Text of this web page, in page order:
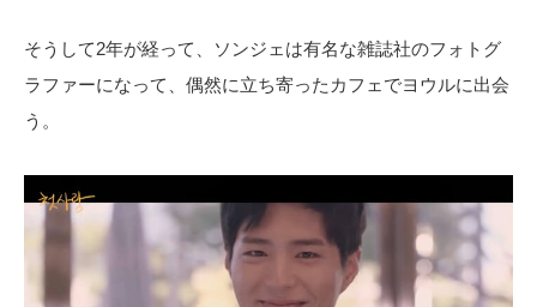
そうして2年が経って、ソンジェは有名な雑誌社のフォトグ
ラファーになって、偶然に立ち寄ったカフェでヨウルに出会
う。